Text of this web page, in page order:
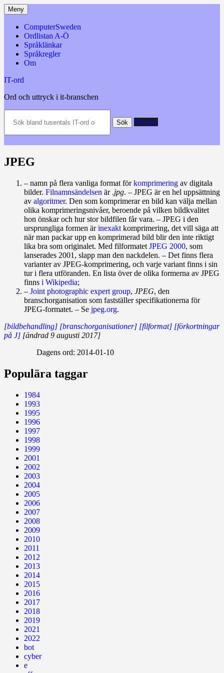
Hoppa
till
innehåll
Meny
ComputerSweden
Ordlistan A-Ö
Språklänkar
Språkregler
Om
IT-ord
Ord och uttryck i it-branschen
bland
och
datatermer
Sök Slumpa
JPEG
– namn på flera vanliga format förkomprimering av digitala
bilder. Filnamnsändelsen är .jpg. – JPEG är en hel uppsättning
av algoritmer. Den som komprimerar en bild kan välja mellan
olika komprimeringsnivåer, beroende på vilken bildkvalitet
hon önskar och hur stor bildfilen får vara. – JPEG i den
ursprungliga formen ärinexakt komprimering, det vill säga att
när man packar upp en komprimerad bild blir den inte riktigt
lika bra som originalet. Med filformatet JPEG 2000, som
lanserades 2001, slapp man den nackdelen. – Det finns flera
varianter av JPEG-komprimering, och varje variant finns i sin
tur i flera utföranden. En lista över de olika formerna av JPEG
finns i Wikipedia;
– Joint photographic expert group, JPEG, den
branschorganisation som fastställer specifikation­erna för
JPEG‑formatet. – Se jpeg.org.
[bildbehandling] [branschorganisationer] [filformat] [förkortningar
på J] [ändrad 9 augusti 2017]
Dagens ord: 2014-01-10
Populära taggar
1984
1993
1995
1996
1997
1998
1999
2001
2002
2003
2004
2005
2006
2007
2008
2009
2010
2011
2012
2013
2014
2015
2016
2017
2018
2019
2021
2022
bot
cyber
e